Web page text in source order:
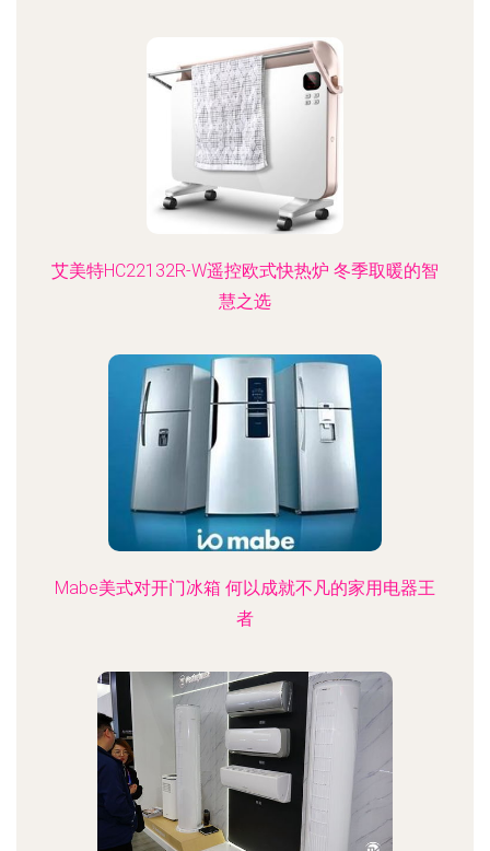
艾美特HC22132R-W遥控欧式快热炉 冬季取暖的智
慧之选
Mabe美式对开门冰箱 何以成就不凡的家用电器王
者